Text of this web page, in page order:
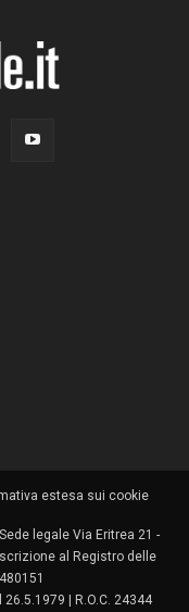
estesa sui cookie
legale Via Eritrea 21 -
al Registro delle
| R.O.C. 24344